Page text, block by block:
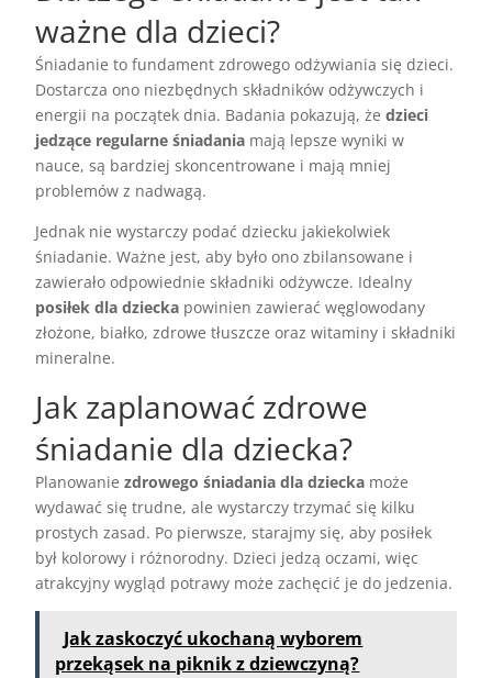
ważne dla dzieci?
Śniadanie to fundament zdrowego odżywiania się dzieci.
Dostarcza ono niezbędnych składników odżywczych i
energii na początek dnia. Badania pokazują, żedzieci
jedzące regularne śniadania mają lepsze wyniki w
nauce, są bardziej skoncentrowane i mają mniej
problemów z nadwagą.
Jednak nie wystarczy podać dziecku jakiekolwiek
śniadanie. Ważne jest, aby było ono zbilansowane i
zawierało odpowiednie składniki odżywcze. Idealny
posiłek dla dziecka powinien zawierać węglowodany
złożone, białko, zdrowe tłuszcze oraz witaminy i składniki
mineralne.
Jak zaplanować zdrowe
śniadanie dla dziecka?
Planowaniezdrowego śniadania dla dziecka może
wydawać się trudne, ale wystarczy trzymać się kilku
prostych zasad. Po pierwsze, starajmy się, aby posiłek
był kolorowy i różnorodny. Dzieci jedzą oczami, więc
atrakcyjny wygląd potrawy może zachęcić je do jedzenia.
Jak zaskoczyć ukochaną wyborem
przekąsek na piknik z dziewczyną?